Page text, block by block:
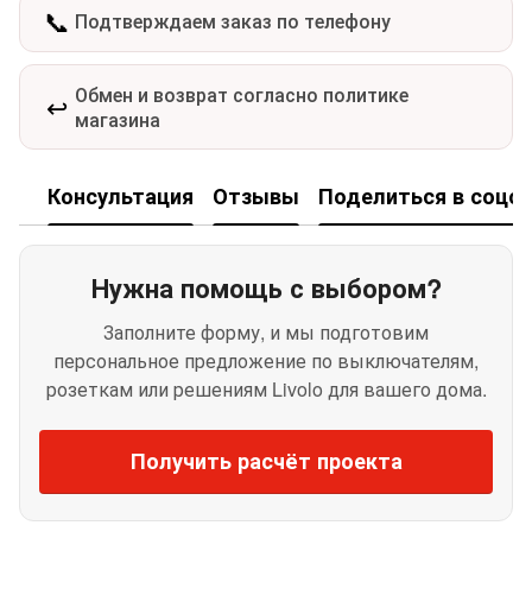
📞 Подтверждаем заказ по телефону
↩️ Обмен и возврат согласно политике
магазина
Консультация Отзывы Поделиться в
Нужна помощь с выбором?
Заполните форму, и мы подготовим
персональное предложение по выключателям,
розеткам или решениям Livolo для вашего дома.
Получить расчёт проекта